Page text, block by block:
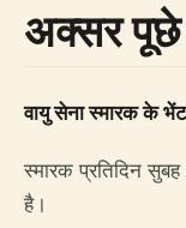
अक्सर पूछे
वायु सेना स्मारक के
स्मारक प्रतिदिन
है।